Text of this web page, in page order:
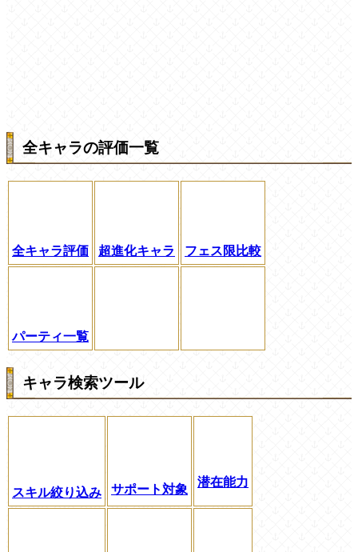
全キャラの評価一覧
全キャラ評価 超進化キャラ フェス限比較
パーティ一覧
キャラ検索ツール
スキル絞り込み サポート対象
潜在能力